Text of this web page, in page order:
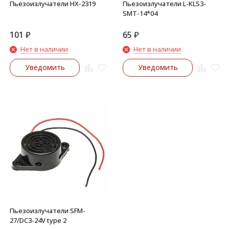
Пьезоизлучатели HX-2319
101 ₽
Нет в наличии
Уведомить
Пьезоизлучатели L-KLS3-
SMT-14*04
65 ₽
Нет в наличии
Уведомить
Пьезоизлучатели SFM-
27/DC3-24V type 2